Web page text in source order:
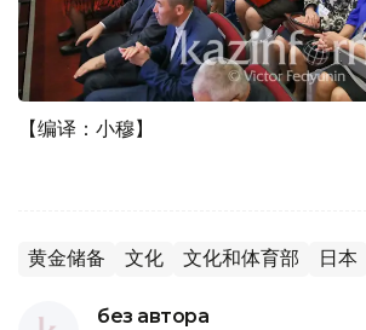
【编译：小穆】
黄金储备 文化 文化和体育部 日本
без автора